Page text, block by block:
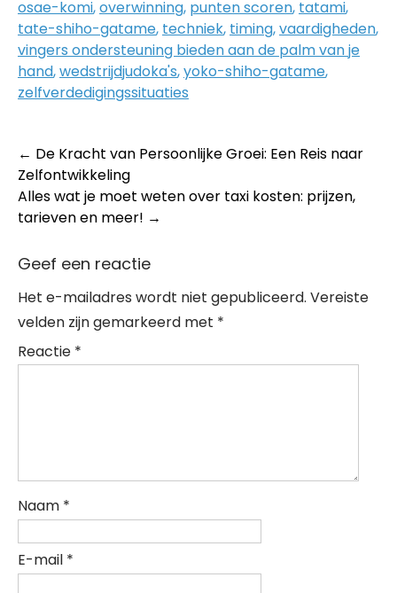
osae-komi,overwinning, punten scoren, tatami,
tate-shiho-gatame, techniek, timing,vaardigheden,
vingers ondersteuning bieden aan de palm van je
hand,wedstrijdjudoka's,yoko-shiho-gatame,
zelfverdedigingssituaties
Post
navigation
← De Kracht van Persoonlijke Groei: Een Reis naar
Zelfontwikkeling
Alles wat je moet weten over taxi kosten: prijzen,
tarieven en meer! →
Geef een reactie
Het e-mailadres wordt niet gepubliceerd. Vereiste
velden zijn gemarkeerd met *
Reactie *
Naam *
E-mail *